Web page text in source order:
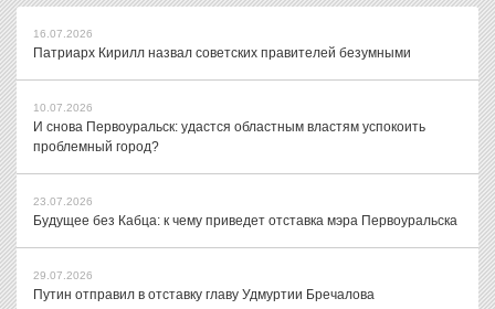
16.07.2026
Патриарх Кирилл назвал советских правителей безумными
10.07.2026
И снова Первоуральск: удастся областным властям успокоить
проблемный город?
23.07.2026
Будущее без Кабца: к чему приведет отставка мэра Первоуральска
29.07.2026
Путин отправил в отставку главу Удмуртии Бречалова